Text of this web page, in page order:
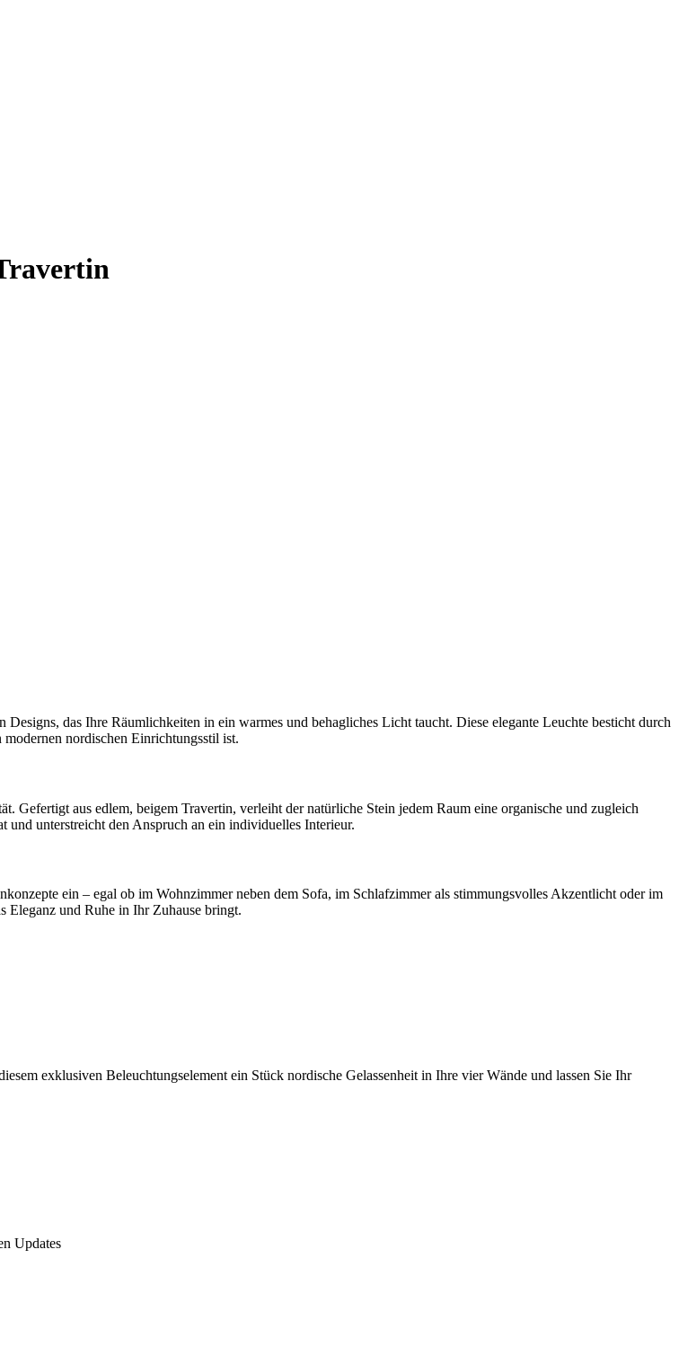
Designs, das Ihre Räumlichkeiten in ein warmes und behagliches Licht taucht. Diese elegante Leuchte besticht durch
nordischen Einrichtungsstil ist.
Gefertigt aus edlem, beigem Travertin, verleiht der natürliche Stein jedem Raum eine organische und zugleich
und unterstreicht den Anspruch an ein individuelles Interieur.
ein – egal ob im Wohnzimmer neben dem Sofa, im Schlafzimmer als stimmungsvolles Akzentlicht oder im
Eleganz und Ruhe in Ihr Zuhause bringt.
exklusiven Beleuchtungselement ein Stück nordische Gelassenheit in Ihre vier Wände und lassen Sie Ihr
Updates